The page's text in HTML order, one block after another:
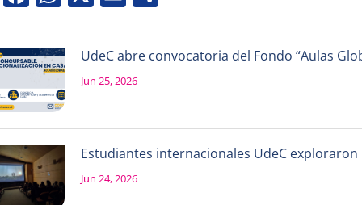
UdeC abre convocatoria del Fondo “Aulas
Jun 25, 2026
Estudiantes internacionales UdeC
Jun 24, 2026